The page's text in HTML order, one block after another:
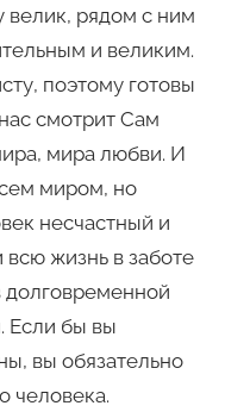
велик, рядом с ним
и великим.
поэтому готовы
смотрит Сам
мира любви. И
миром, но
несчастный и
жизнь в заботе
Если бы вы
вы обязательно
человека.